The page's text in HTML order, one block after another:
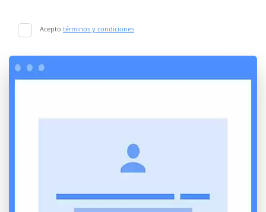
Acepto términos y condiciones